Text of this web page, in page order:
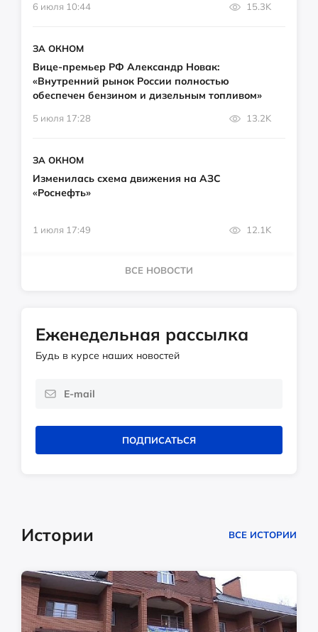
6 июля 10:44 15.3K
ЗА ОКНОМ
Вице-премьер РФ Александр Новак:
«Внутренний рынок России полностью
обеспечен бензином и дизельным топливом»
5 июля 17:28 13.2K
ЗА ОКНОМ
Изменилась схема движения на АЗС
«Роснефть»
1 июля 17:49 12.1K
ВСЕ НОВОСТИ
Еженедельная рассылка
Будь в курсе наших новостей
ПОДПИСАТЬСЯ
Истории ВСЕ ИСТОРИИ